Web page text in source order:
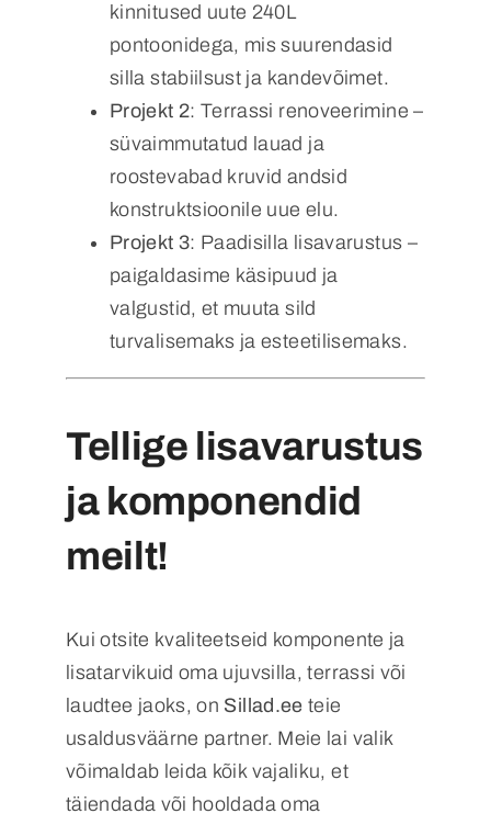
kinnitused uute 240L
pontoonidega, mis suurendasid
silla stabiilsust ja kandevõimet.
Projekt 2: Terrassi renoveerimine –
süvaimmutatud lauad ja
roostevabad kruvid andsid
konstruktsioonile uue elu.
Projekt 3: Paadisilla lisavarustus –
paigaldasime käsipuud ja
valgustid, et muuta sild
turvalisemaks ja esteetilisemaks.
Tellige lisavarustus
ja komponendid
meilt!
Kui otsite kvaliteetseid komponente ja
lisatarvikuid oma ujuvsilla, terrassi või
laudtee jaoks, on Sillad.ee teie
usaldusväärne partner. Meie lai valik
võimaldab leida kõik vajaliku, et
täiendada või hooldada oma